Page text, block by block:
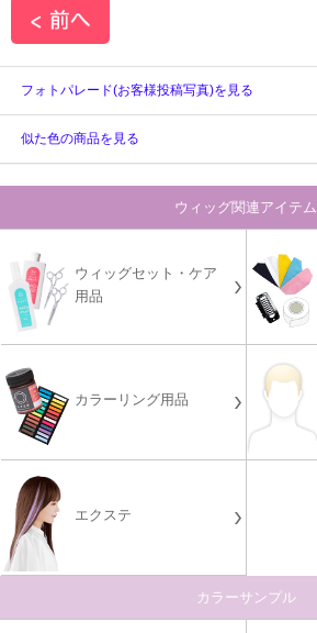
フォトパレード(お客様投稿写真)を見る
似た色の商品を見る
ウィッグ関連アイテム
ウィッグセット・ケア
用品
カラーリング用品
エクステ
カラーサンプル